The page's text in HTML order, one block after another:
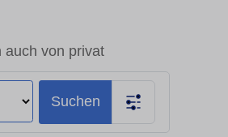
auch von privat
Suchen